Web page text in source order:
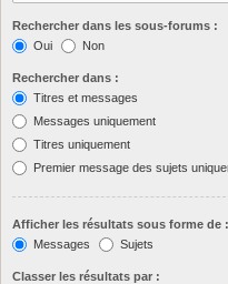
Rechercher dans les sous-forums :
Oui
Non
Rechercher dans :
Titres et messages
Messages uniquement
Titres uniquement
Premier message des sujets
Afficher les résultats sous forme de :
Messages
Sujets
Classer les résultats par :